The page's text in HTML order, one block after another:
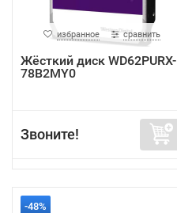
избранное сравнить
Жёсткий диск WD62PURX-
78B2MY0
Звоните!
-48%